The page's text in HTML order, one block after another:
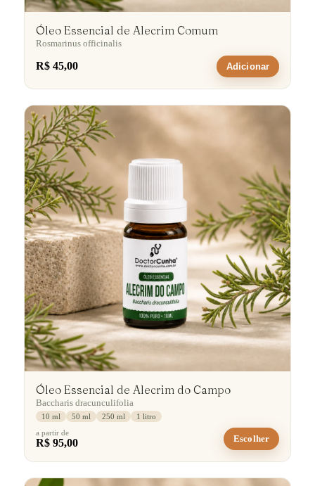
Óleo Essencial de Alecrim Comum
Rosmarinus officinalis
R$ 45,00 Adicionar
Óleo Essencial de Alecrim do Campo
Baccharis dracunculifolia
10 ml 50 ml 250 ml
1 litro
a partir de
R$ 95,00 Escolher